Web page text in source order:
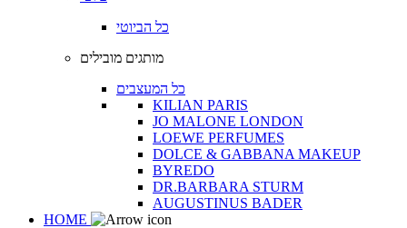
כל הביוטי
מותגים מובילים
כל המעצבים
KILIAN PARIS
JO MALONE LONDON
LOEWE PERFUMES
DOLCE & GABBANA MAKEUP
BYREDO
DR.BARBARA STURM
AUGUSTINUS BADER
HOME